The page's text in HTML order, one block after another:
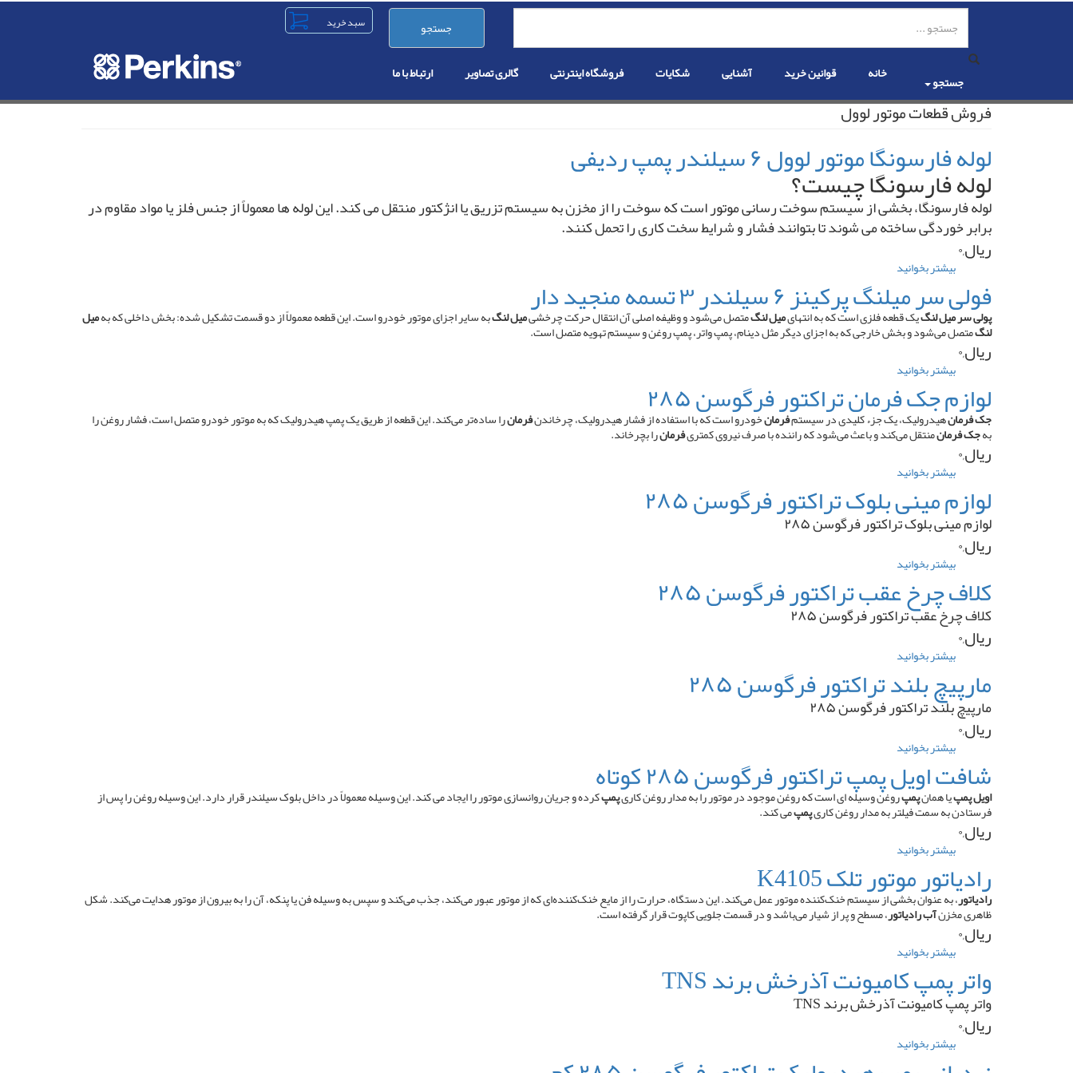
رفتن
جستجو
جستجو خانه قوانین خرید آشنایی شکایات فروشگاه اینترنتی گالری تصاویر ارتباط با ما
فروش قطعات موتور لوول
لوله فارسونگا موتور لوول ۶ سیلندر پمپ ردیفی
لوله فارسونگا چیست؟
لوله فارسونگا، بخشی از سیستم سوخت ‌رسانی موتور است که سوخت را از مخزن به سیستم تزریق یا انژکتور منتقل می ‌کند. این لوله‌ ها معمولاً از جنس فلز یا مواد مقاوم در
برابر خوردگی ساخته می ‌شوند تا بتوانند فشار و شرایط سخت کاری را تحمل کنند.
ریال,۰
بیشتر بخوانید
فارسونگا
موتور
لوول
۶
ردیفی
فولی سر میلنگ پرکینز ۶ سیلندر ۳ تسمه منجید دار
پولی سر میل لنگیک قطعه فلزی است که به انتهایمیل لنگمتصل می‌شود و وظیفه اصلی آن انتقال حرکت چرخشیمیل لنگبه سایر اجزای موتور خودرو است. این قطعه معمولاً از دو قسمت تشکیل شده: بخش داخلی که بهمیل
لنگمتصل می‌شود و بخش خارجی که به اجزای دیگر مثل دینام، پمپ واتر، پمپ روغن و سیستم تهویه متصل است.
ریال,۰
بیشتر بخوانید
سر
میلنگ
پرکینز
۶
تسمه
منجید
دار
لوازم جک فرمان تراکتور فرگوسن ۲۸۵
جک فرمانهیدرولیک، یک جزء کلیدی در سیستمفرمانخودرو است که با استفاده از فشار هیدرولیک، چرخاندنفرمانرا ساده‌تر می‌کند. این قطعه از طریق یک پمپ هیدرولیک که به موتور خودرو متصل است، فشار روغن را
بهجک فرمانمنتقل می‌کند و باعث می‌شود که راننده با صرف نیروی کمتریفرمانرا بچرخاند.
ریال,۰
بیشتر بخوانید
جک
فرمان
تراکتور
لوازم مینی بلوک تراکتور فرگوسن ۲۸۵
لوازم مینی بلوک تراکتور فرگوسن ۲۸۵
ریال,۰
بیشتر بخوانید
مینی
بلوک
تراکتور
کلاف چرخ عقب تراکتور فرگوسن ۲۸۵
کلاف چرخ عقب تراکتور فرگوسن ۲۸۵
ریال,۰
بیشتر بخوانید
چرخ
عقب
تراکتور
مارپیچ بلند تراکتور فرگوسن ۲۸۵
مارپیچ بلند تراکتور فرگوسن ۲۸۵
ریال,۰
بیشتر بخوانید
بلند
تراکتور
فرگوسن
۲۸۵
شافت اویل پمپ تراکتور فرگوسن ۲۸۵ کوتاه
اویل پمپیا همانپمپروغن وسیله ای است که روغن موجود در موتور را به مدار روغن کاریپمپکرده و جریان روانسازی موتور را ایجاد می کند. این وسیله معمولاً در داخل بلوک سیلندر قرار دارد. این وسیله روغن را پس از
فرستادن به سمت فیلتر به مدار روغن کاریپمپمی کند.
ریال,۰
بیشتر بخوانید
اویل
پمپ
تراکتور
فرگوسن
رادیاتور موتور تلک K4105
رادیاتور، به عنوان بخشی از سیستم خنک‌کننده موتور عمل می‌کند. این دستگاه، حرارت را از مایع خنک‌کننده‌ای که از موتور عبور می‌کند، جذب می‌کند و سپس به وسیله فن یا پنکه، آن را به بیرون از موتور هدایت می‌کند. شکل
ظاهری مخزنآب رادیاتور، مسطح و پر از شیار می‌باشد و در قسمت جلویی کاپوت قرار گرفته است.
ریال,۰
بیشتر بخوانید
موتور
تلک
K4105
واتر پمپ کامیونت آذرخش برند TNS
واتر پمپ کامیونت آذرخش برند TNS
ریال,۰
بیشتر بخوانید